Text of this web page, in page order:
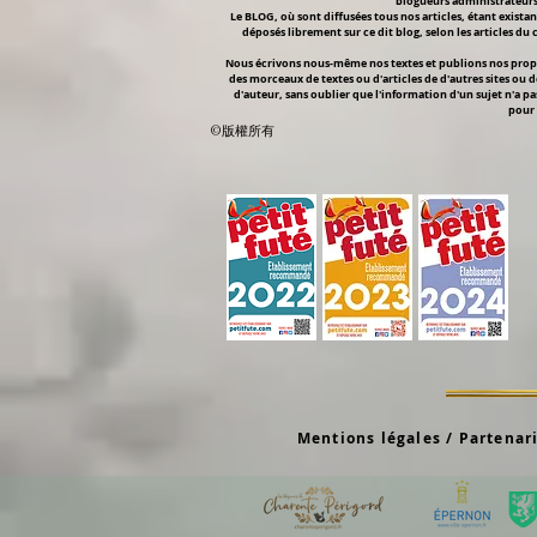
Le BLOG, où sont diffusées tous nos articles, étant
déposés librement sur ce dit blog, selon les articles
Nous écrivons nous-même nos textes et publions nos
des morceaux de textes ou d'articles de d'autres sites
d'auteur, sans oublier que l'information d'un sujet n'a
pour
©版權所有
Mentions légales /